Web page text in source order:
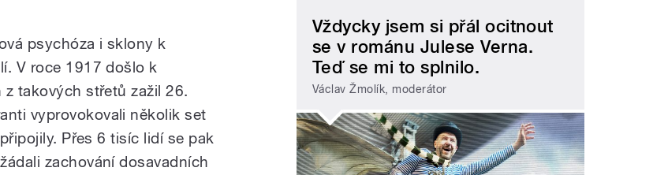
psychóza i sklony k
V roce 1917 došlo k
takových střetů zažil 26.
vyprovokovali několik set
Přes 6 tisíc lidí se pak
zachování dosavadních
Vždycky jsem si přál ocitnout
se v románu Julese Verna.
Teď se mi to splnilo.
Václav Žmolík, moderátor